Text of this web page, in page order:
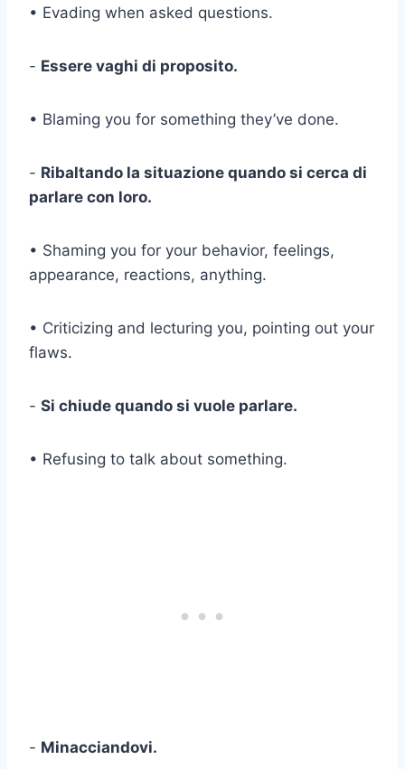
• Evading when asked questions.
- Essere vaghi di proposito.
• Blaming you for something they’ve done.
- Ribaltando la situazione quando si cerca di
parlare con loro.
• Shaming you for your behavior, feelings,
appearance, reactions, anything.
• Criticizing and lecturing you, pointing out your
flaws.
- Si chiude quando si vuole parlare.
• Refusing to talk about something.
- Minacciandovi.